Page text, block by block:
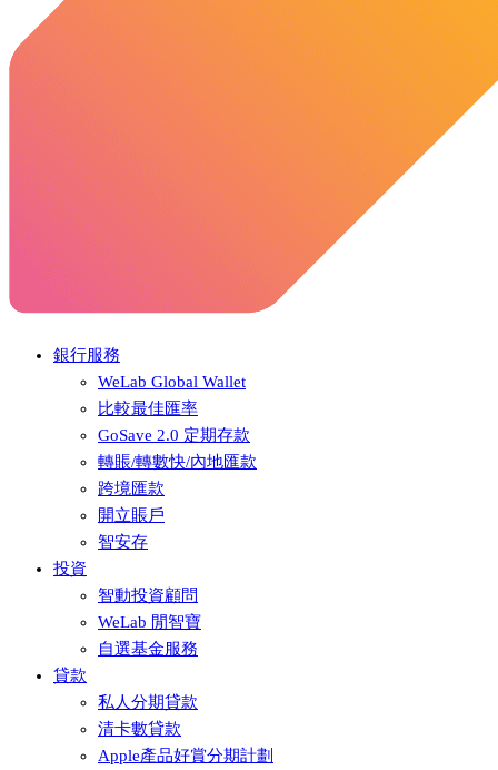
銀行服務
WeLab Global Wallet
比較最佳匯率
GoSave 2.0 定期存款
轉賬/轉數快/內地匯款
跨境匯款
開立賬戶
智安存
投資
智動投資顧問
WeLab 閒智寶
自選基金服務
貸款
私人分期貸款
清卡數貸款
Apple產品好賞分期計劃